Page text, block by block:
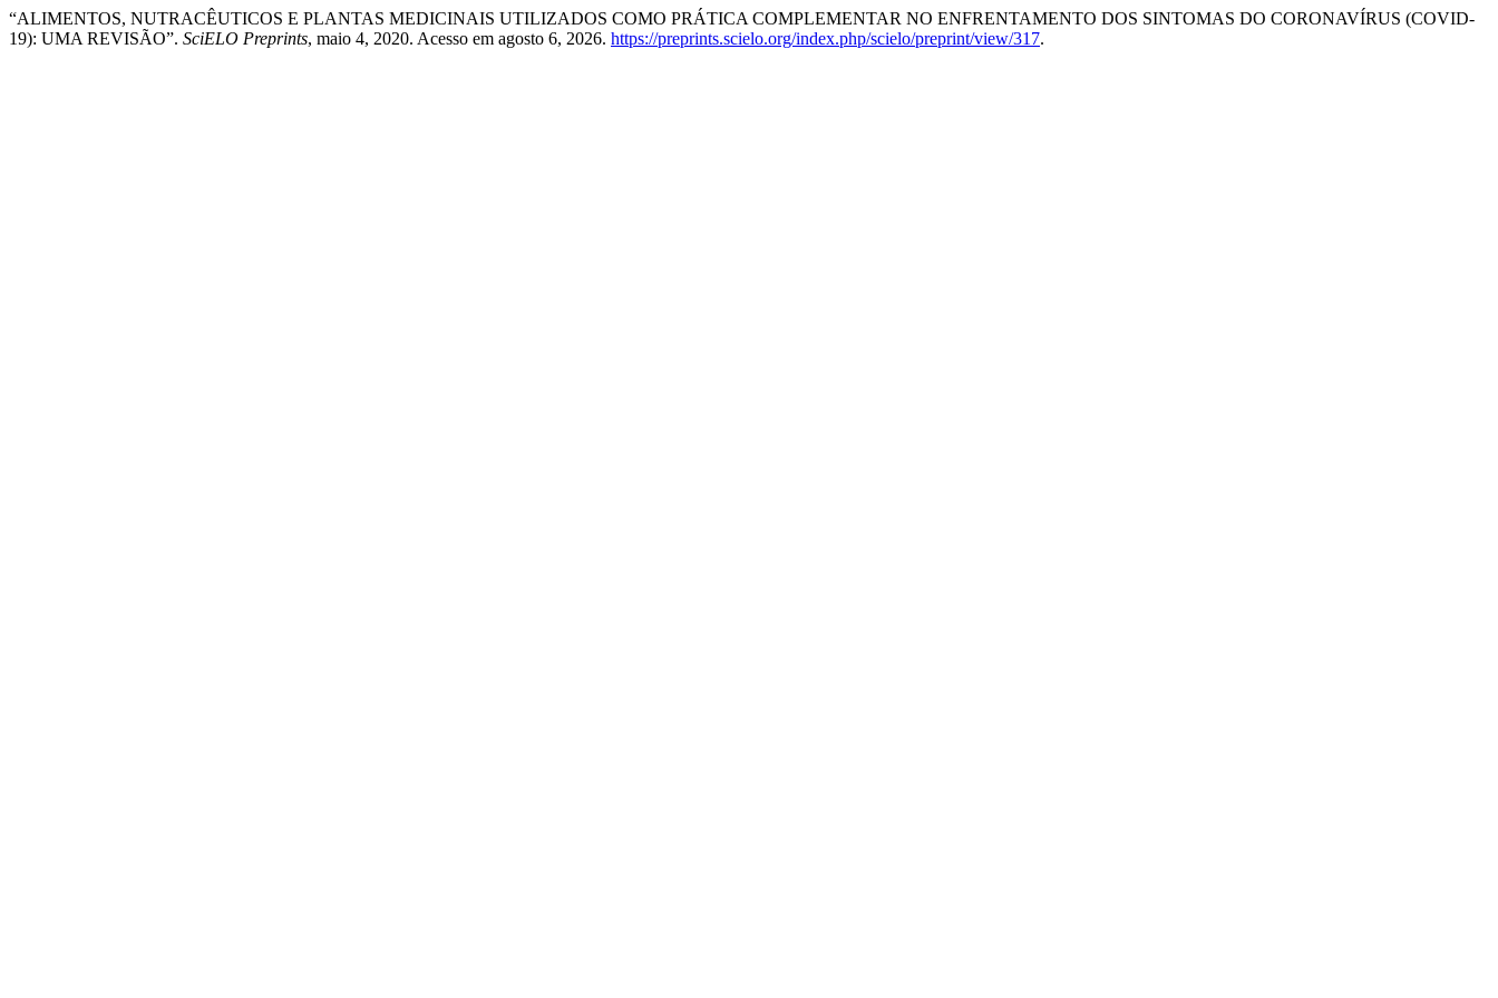
“ALIMENTOS, NUTRACÊUTICOS E PLANTAS MEDICINAIS UTILIZADOS COMO PRÁTICA COMPLEMENTAR NO ENFRENTAMENTO DOS SINTOMAS DO CORONAVÍRUS (COVID-
19): UMA REVISÃO”. SciELO Preprints, maio 4, 2020. Acesso em agosto 6, 2026. https://preprints.scielo.org/index.php/scielo/preprint/view/317.